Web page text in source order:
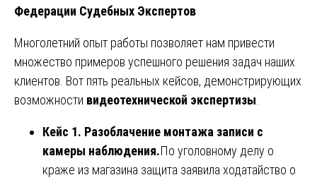
Федерации Судебных Экспертов
Многолетний опыт работы позволяет нам привести
множество примеров успешного решения задач наших
клиентов. Вот пять реальных кейсов, демонстрирующих
возможности видеотехнической экспертизы
Кейс 1. Разоблачение монтажа записи с
камеры наблюдения.По уголовному делу о
краже из магазина защита заявила ходатайство о